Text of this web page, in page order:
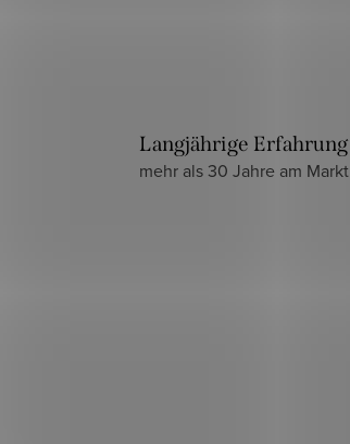
Langjährige Erfahrung
mehr als 30 Jahre am Markt